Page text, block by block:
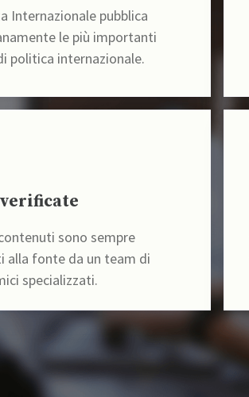
Internazionale pubblica
le più importanti
politica internazionale.
sono sempre
alla fonte da un team di
specializzati.